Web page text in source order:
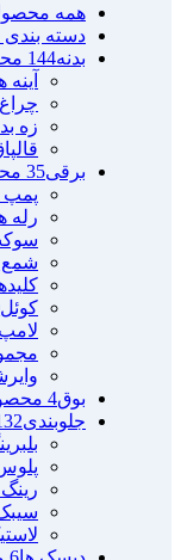
همه
دسته بندی
بدنه144 محصول
آینه
زه
برقی35 محصول
پمپ
رله
شمع
کوئل
بوق4 محصول
جلوبندی132
رینگ